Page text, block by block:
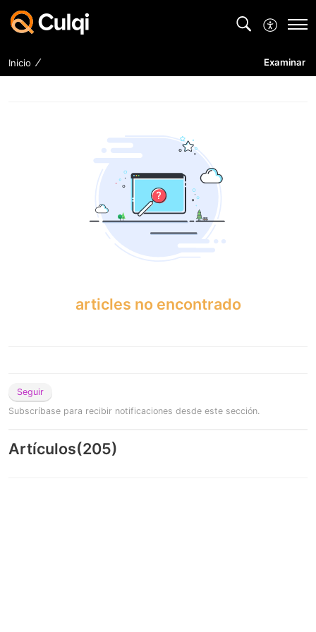
Inicio Examinar
articles no encontrado
Seguir
Subscríbase para recibir notificaciones desde este sección.
Artículos(205)